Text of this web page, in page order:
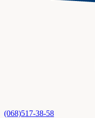
(068)517-38-58